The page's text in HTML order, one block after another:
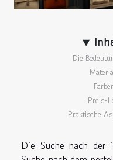
Die
Preis-
Praktische
Die Suche nach der